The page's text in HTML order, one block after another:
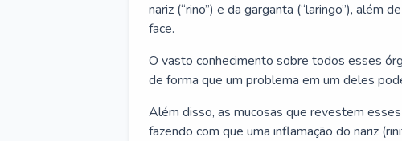
nariz (“rino”) e da garganta (“laringo”), além
face.
O vasto conhecimento sobre todos esses
de forma que um problema em um deles
Além disso, as mucosas que revestem
fazendo com que uma inflamação do nariz